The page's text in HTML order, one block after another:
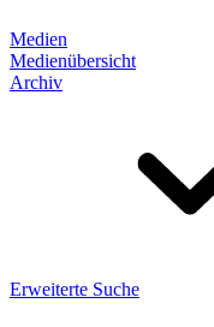
Medien
Medienübersicht
Archiv
Erweiterte Suche